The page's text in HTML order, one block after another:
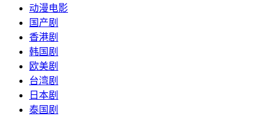
动漫电影
国产剧
香港剧
韩国剧
欧美剧
台湾剧
日本剧
泰国剧